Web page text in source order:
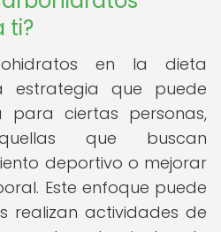
ti?
en la dieta
estrategia que puede
para ciertas personas,
que buscan
deportivo o mejorar
Este enfoque puede
realizan actividades de